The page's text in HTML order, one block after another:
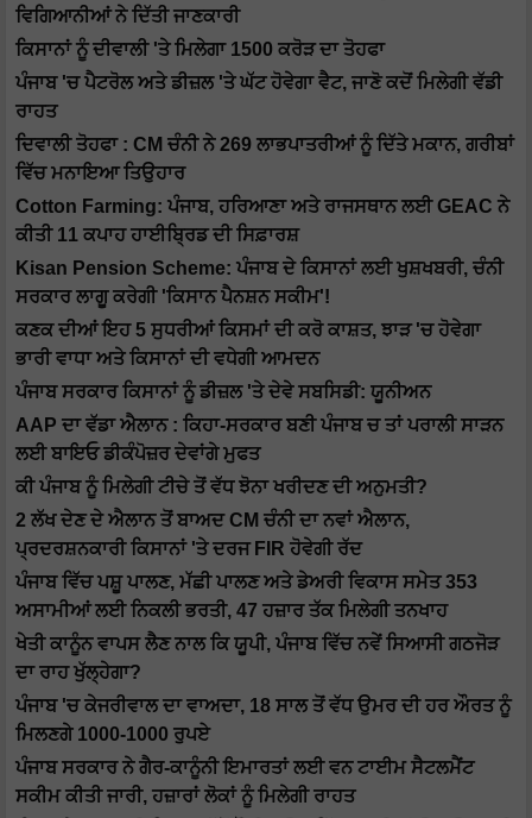
ਵਿਗਿਆਨੀਆਂ ਨੇ ਦਿੱਤੀ ਜਾਣਕਾਰੀ
ਕਿਸਾਨਾਂ ਨੂੰ ਦੀਵਾਲੀ 'ਤੇ ਮਿਲੇਗਾ 1500 ਕਰੋੜ ਦਾ ਤੋਹਫਾ
ਪੰਜਾਬ 'ਚ ਪੈਟਰੋਲ ਅਤੇ ਡੀਜ਼ਲ 'ਤੇ ਘੱਟ ਹੋਵੇਗਾ ਵੈਟ, ਜਾਣੋ ਕਦੋਂ ਮਿਲੇਗੀ ਵੱਡੀ
ਰਾਹਤ
ਦਿਵਾਲੀ ਤੋਹਫਾ : CM ਚੰਨੀ ਨੇ 269 ਲਾਭਪਾਤਰੀਆਂ ਨੂੰ ਦਿੱਤੇ ਮਕਾਨ, ਗਰੀਬਾਂ
ਵਿੱਚ ਮਨਾਇਆ ਤਿਉਹਾਰ
Cotton Farming: ਪੰਜਾਬ, ਹਰਿਆਣਾ ਅਤੇ ਰਾਜਸਥਾਨ ਲਈ GEAC ਨੇ
ਕੀਤੀ 11 ਕਪਾਹ ਹਾਈਬ੍ਰਿਡ ਦੀ ਸਿਫ਼ਾਰਸ਼
Kisan Pension Scheme: ਪੰਜਾਬ ਦੇ ਕਿਸਾਨਾਂ ਲਈ ਖੁਸ਼ਖਬਰੀ, ਚੰਨੀ
ਸਰਕਾਰ ਲਾਗੂ ਕਰੇਗੀ 'ਕਿਸਾਨ ਪੈਨਸ਼ਨ ਸਕੀਮ'!
ਕਣਕ ਦੀਆਂ ਇਹ 5 ਸੁਧਰੀਆਂ ਕਿਸਮਾਂ ਦੀ ਕਰੋ ਕਾਸ਼ਤ, ਝਾੜ 'ਚ ਹੋਵੇਗਾ
ਭਾਰੀ ਵਾਧਾ ਅਤੇ ਕਿਸਾਨਾਂ ਦੀ ਵਧੇਗੀ ਆਮਦਨ
ਪੰਜਾਬ ਸਰਕਾਰ ਕਿਸਾਨਾਂ ਨੂੰ ਡੀਜ਼ਲ 'ਤੇ ਦੇਵੇ ਸਬਸਿਡੀ: ਯੂਨੀਅਨ
AAP ਦਾ ਵੱਡਾ ਐਲਾਨ : ਕਿਹਾ-ਸਰਕਾਰ ਬਣੀ ਪੰਜਾਬ ਚ ਤਾਂ ਪਰਾਲੀ ਸਾੜਨ
ਲਈ ਬਾਇਓ ਡੀਕੰਪੋਜ਼ਰ ਦੇਵਾਂਗੇ ਮੁਫਤ
ਕੀ ਪੰਜਾਬ ਨੂੰ ਮਿਲੇਗੀ ਟੀਚੇ ਤੋਂ ਵੱਧ ਝੋਨਾ ਖਰੀਦਣ ਦੀ ਅਨੁਮਤੀ?
2 ਲੱਖ ਦੇਣ ਦੇ ਐਲਾਨ ਤੋਂ ਬਾਅਦ CM ਚੰਨੀ ਦਾ ਨਵਾਂ ਐਲਾਨ,
ਪ੍ਰਦਰਸ਼ਨਕਾਰੀ ਕਿਸਾਨਾਂ 'ਤੇ ਦਰਜ FIR ਹੋਵੇਗੀ ਰੱਦ
ਪੰਜਾਬ ਵਿੱਚ ਪਸ਼ੂ ਪਾਲਣ, ਮੱਛੀ ਪਾਲਣ ਅਤੇ ਡੇਅਰੀ ਵਿਕਾਸ ਸਮੇਤ 353
ਅਸਾਮੀਆਂ ਲਈ ਨਿਕਲੀ ਭਰਤੀ, 47 ਹਜ਼ਾਰ ਤੱਕ ਮਿਲੇਗੀ ਤਨਖਾਹ
ਖੇਤੀ ਕਾਨੂੰਨ ਵਾਪਸ ਲੈਣ ਨਾਲ ਕਿ ਯੂਪੀ, ਪੰਜਾਬ ਵਿੱਚ ਨਵੇਂ ਸਿਆਸੀ ਗਠਜੋੜ
ਦਾ ਰਾਹ ਖੁੱਲ੍ਹੇਗਾ?
ਪੰਜਾਬ 'ਚ ਕੇਜਰੀਵਾਲ ਦਾ ਵਾਅਦਾ, 18 ਸਾਲ ਤੋਂ ਵੱਧ ਉਮਰ ਦੀ ਹਰ ਔਰਤ ਨੂੰ
ਮਿਲਣਗੇ 1000-1000 ਰੁਪਏ
ਪੰਜਾਬ ਸਰਕਾਰ ਨੇ ਗੈਰ-ਕਾਨੂੰਨੀ ਇਮਾਰਤਾਂ ਲਈ ਵਨ ਟਾਈਮ ਸੈਟਲਮੈਂਟ
ਸਕੀਮ ਕੀਤੀ ਜਾਰੀ, ਹਜ਼ਾਰਾਂ ਲੋਕਾਂ ਨੂੰ ਮਿਲੇਗੀ ਰਾਹਤ